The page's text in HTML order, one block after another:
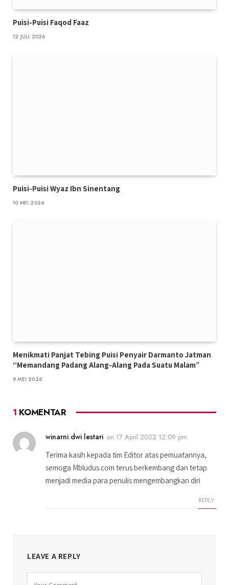
Puisi-Puisi Faqod Faaz
12 JULI 2026
Puisi-Puisi Wyaz Ibn Sinentang
10 MEI 2026
Menikmati Panjat Tebing Puisi Penyair Darmanto Jatman
“Memandang Padang Alang-Alang Pada Suatu Malam”
9 MEI 2026
1 KOMENTAR
winarni dwi lestari on 17 April 2022 12:09 pm
Terima kasih kepada tim Editor atas pemuatannya,
semoga Mbludus.com terus berkembang dan tetap
menjadi media para penulis mengembangkan diri
REPLY
LEAVE A REPLY